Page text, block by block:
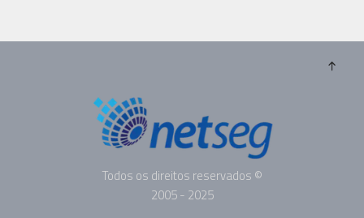
Todos os direitos reservados ©
2005 - 2025